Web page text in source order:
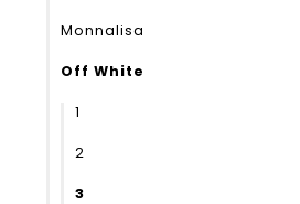
Monnalisa
Off White
1
2
3